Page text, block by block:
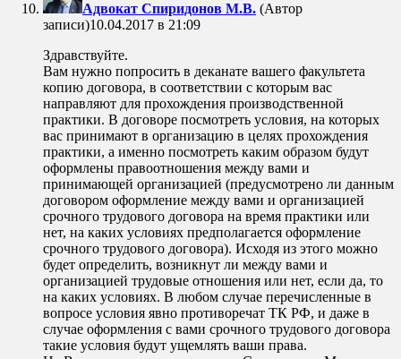
Адвокат Спиридонов М.В. (Автор
записи)10.04.2017 в 21:09
Здравствуйте.
Вам нужно попросить в деканате вашего факультета
копию договора, в соответствии с которым вас
направляют для прохождения производственной
практики. В договоре посмотреть условия, на которых
вас принимают в организацию в целях прохождения
практики, а именно посмотреть каким образом будут
оформлены правоотношения между вами и
принимающей организацией (предусмотрено ли данным
договором оформление между вами и организацией
срочного трудового договора на время практики или
нет, на каких условиях предполагается оформление
срочного трудового договора). Исходя из этого можно
будет определить, возникнут ли между вами и
организацией трудовые отношения или нет, если да, то
на каких условиях. В любом случае перечисленные в
вопросе условия явно противоречат ТК РФ, и даже в
случае оформления с вами срочного трудового договора
такие условия будут ущемлять ваши права.